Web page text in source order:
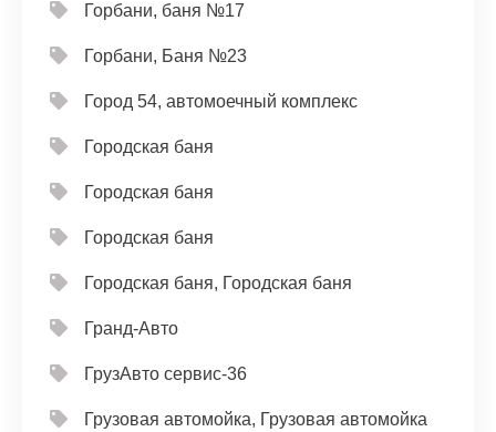
Горбани, баня №17
Горбани, Баня №23
Город 54, автомоечный комплекс
Городская баня
Городская баня
Городская баня
Городская баня, Городская баня
Гранд-Авто
ГрузАвто сервис-36
Грузовая автомойка, Грузовая автомойка